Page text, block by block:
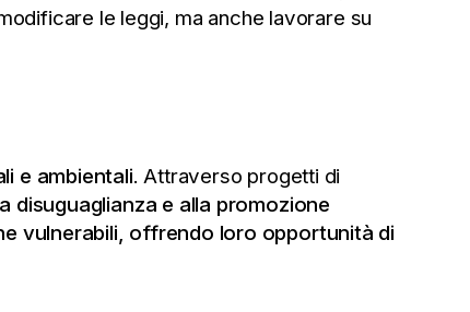
le leggi, ma anche lavorare su
e ambientali. Attraverso progetti di
disuguaglianza e alla promozione
vulnerabili, offrendo loro opportunità di